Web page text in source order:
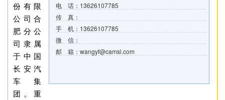
电 话：13626107785
传 真：
手 机：13626107785
微 信：
邮 箱：wangyf@camsl.com
份有限
公司合
肥分公
司隶属
于中国
长安汽
车集
团。重